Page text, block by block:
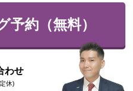
予約（無料）
わせ
休)